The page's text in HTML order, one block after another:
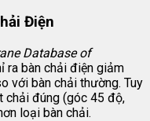
Điện
Database of
ra bàn chải điện giảm
với bàn chải thường. Tuy
chải đúng (góc 45 độ,
loại bàn chải.